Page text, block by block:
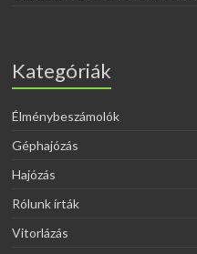
Kategóriák
Élménybeszámolók
Géphajózás
Hajózás
Rólunk írták
Vitorlázás